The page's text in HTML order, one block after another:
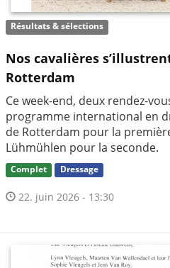
Résultats & sélections
Nos cavalières
Rotterdam
Ce week-end, deux rendez-
programme international en
de Rotterdam pour la
Lühmühlen pour la seconde.
Complet Dressage
22. juin 2026 - 13:30